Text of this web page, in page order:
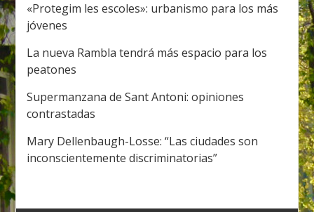
«Protegim les escoles»: urbanismo para los más
jóvenes
La nueva Rambla tendrá más espacio para los
peatones
Supermanzana de Sant Antoni: opiniones
contrastadas
Mary Dellenbaugh-Losse: “Las ciudades son
inconscientemente discriminatorias”